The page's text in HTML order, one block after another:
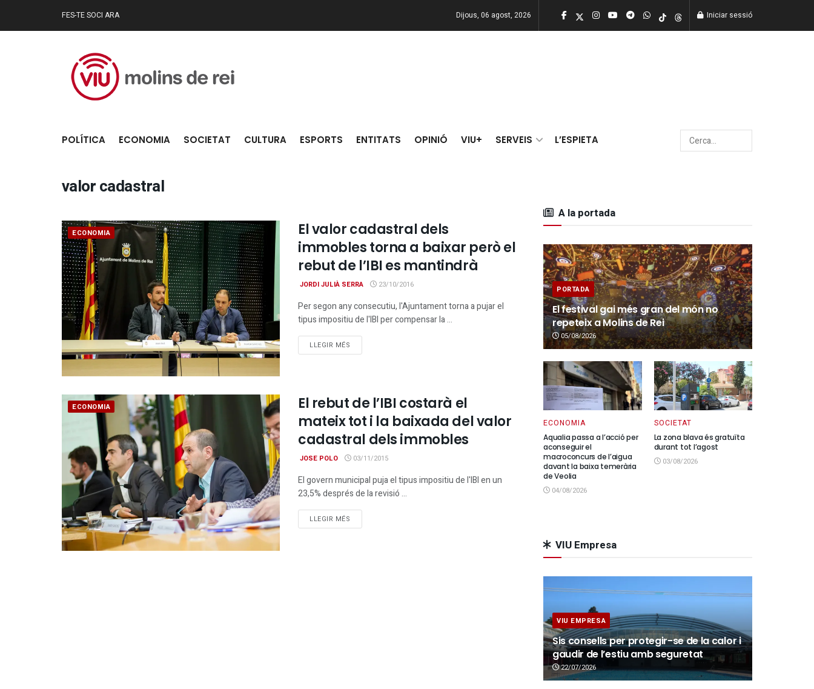
FES-TE SOCI ARA Dijous, 06 agost, 2026 Iniciar sessió
POLÍTICA ECONOMIA SOCIETAT CULTURA ESPORTS ENTITATS OPINIÓ VIU+ SERVEIS L’ESPIETA
valor cadastral
ECONOMIA
El valor cadastral dels
immobles torna a baixar però el
rebut de l’IBI es mantindrà
JORDI JULIÀ SERRA 23/10/2016
Per segon any consecutiu, l'Ajuntament torna a pujar el
tipus impositiu de l'IBI per compensar la ...
LLEGIR MÉS
ECONOMIA
El rebut de l’IBI costarà el
mateix tot i la baixada del valor
cadastral dels immobles
JOSE POLO 03/11/2015
El govern municipal puja el tipus impositiu de l'IBI en un
23,5% després de la revisió ...
LLEGIR MÉS
A la portada
PORTADA
El festival gai més gran del món no
repeteix a Molins de Rei
05/08/2026
ECONOMIA
Aqualia passa a l’acció per
aconseguir el
macroconcurs de l’aigua
davant la baixa temerària
de Veolia
04/08/2026
SOCIETAT
La zona blava és gratuïta
durant tot l’agost
03/08/2026
VIU Empresa
VIU EMPRESA
Sis consells per protegir-se de la calor i
gaudir de l’estiu amb seguretat
22/07/2026